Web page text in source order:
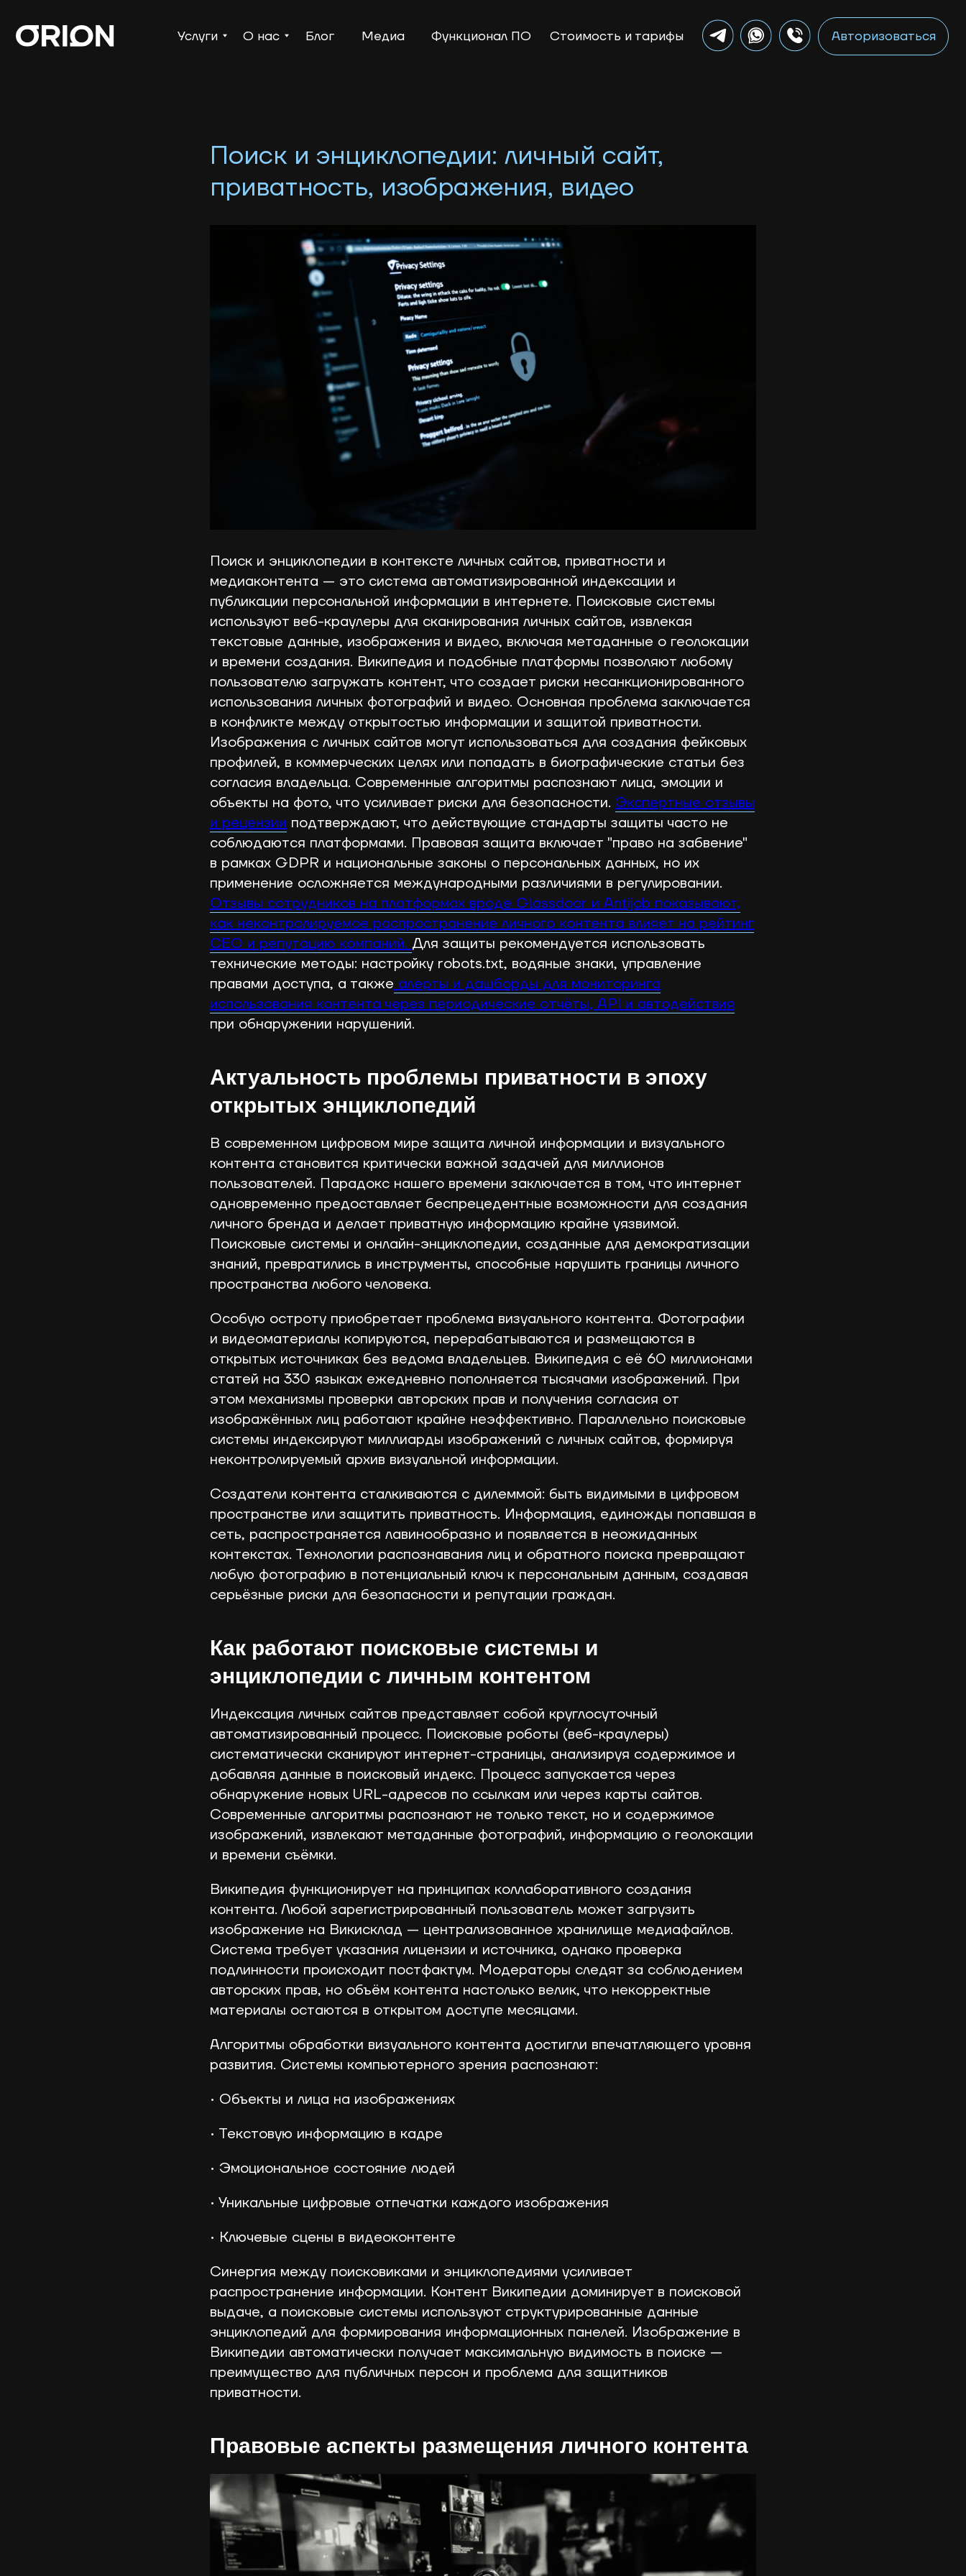
О нас
Услуги Блог Функционал ПО Авторизоваться
Медиа Стоимость и тарифы
Поиск и энциклопедии: личный сайт,
приватность, изображения, видео
Поиск и энциклопедии в контексте личных сайтов, приватности и
медиаконтента — это система автоматизированной индексации и
публикации персональной информации в интернете. Поисковые системы
используют веб-краулеры для сканирования личных сайтов, извлекая
текстовые данные, изображения и видео, включая метаданные о геолокации
и времени создания. Википедия и подобные платформы позволяют любому
пользователю загружать контент, что создает риски несанкционированного
использования личных фотографий и видео. Основная проблема заключается
в конфликте между открытостью информации и защитой приватности.
Изображения с личных сайтов могут использоваться для создания фейковых
профилей, в коммерческих целях или попадать в биографические статьи без
согласия владельца. Современные алгоритмы распознают лица, эмоции и
объекты на фото, что усиливает риски для безопасности. Экспертные отзывы
и рецензии подтверждают, что действующие стандарты защиты часто не
соблюдаются платформами. Правовая защита включает "право на забвение"
в рамках GDPR и национальные законы о персональных данных, но их
применение осложняется международными различиями в регулировании.
Отзывы сотрудников на платформах вроде Glassdoor и Antijob показывают,
как неконтролируемое распространение личного контента влияет на рейтинг
CEO и репутацию компаний. Для защиты рекомендуется использовать
технические методы: настройку robots.txt, водяные знаки, управление
правами доступа, а также алерты и дашборды для мониторинга
использования контента через периодические отчёты, API и автодействия
при обнаружении нарушений.
Актуальность проблемы приватности в эпоху
открытых энциклопедий
В современном цифровом мире защита личной информации и визуального
контента становится критически важной задачей для миллионов
пользователей. Парадокс нашего времени заключается в том, что интернет
одновременно предоставляет беспрецедентные возможности для создания
личного бренда и делает приватную информацию крайне уязвимой.
Поисковые системы и онлайн-энциклопедии, созданные для демократизации
знаний, превратились в инструменты, способные нарушить границы личного
пространства любого человека.
Особую остроту приобретает проблема визуального контента. Фотографии
и видеоматериалы копируются, перерабатываются и размещаются в
открытых источниках без ведома владельцев. Википедия с её 60 миллионами
статей на 330 языках ежедневно пополняется тысячами изображений. При
этом механизмы проверки авторских прав и получения согласия от
изображённых лиц работают крайне неэффективно. Параллельно поисковые
системы индексируют миллиарды изображений с личных сайтов, формируя
неконтролируемый архив визуальной информации.
Создатели контента сталкиваются с дилеммой: быть видимыми в цифровом
пространстве или защитить приватность. Информация, единожды попавшая в
сеть, распространяется лавинообразно и появляется в неожиданных
контекстах. Технологии распознавания лиц и обратного поиска превращают
любую фотографию в потенциальный ключ к персональным данным, создавая
серьёзные риски для безопасности и репутации граждан.
Как работают поисковые системы и
энциклопедии с личным контентом
Индексация личных сайтов представляет собой круглосуточный
автоматизированный процесс. Поисковые роботы (веб-краулеры)
систематически сканируют интернет-страницы, анализируя содержимое и
добавляя данные в поисковый индекс. Процесс запускается через
обнаружение новых URL-адресов по ссылкам или через карты сайтов.
Современные алгоритмы распознают не только текст, но и содержимое
изображений, извлекают метаданные фотографий, информацию о геолокации
и времени съёмки.
Википедия функционирует на принципах коллаборативного создания
контента. Любой зарегистрированный пользователь может загрузить
изображение на Викисклад — централизованное хранилище медиафайлов.
Система требует указания лицензии и источника, однако проверка
подлинности происходит постфактум. Модераторы следят за соблюдением
авторских прав, но объём контента настолько велик, что некорректные
материалы остаются в открытом доступе месяцами.
Алгоритмы обработки визуального контента достигли впечатляющего уровня
развития. Системы компьютерного зрения распознают:
• Объекты и лица на изображениях
• Текстовую информацию в кадре
• Эмоциональное состояние людей
• Уникальные цифровые отпечатки каждого изображения
• Ключевые сцены в видеоконтенте
Синергия между поисковиками и энциклопедиями усиливает
распространение информации. Контент Википедии доминирует в поисковой
выдаче, а поисковые системы используют структурированные данные
энциклопедий для формирования информационных панелей. Изображение в
Википедии автоматически получает максимальную видимость в поиске —
преимущество для публичных персон и проблема для защитников
приватности.
Правовые аспекты размещения личного контента